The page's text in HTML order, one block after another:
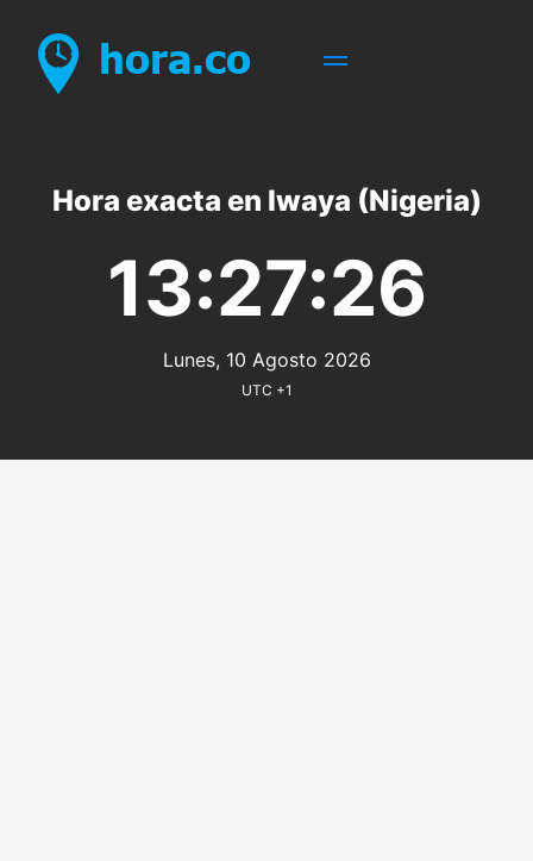
Hora exacta en Iwaya (Nigeria)
13:27:26
Lunes, 10 Agosto 2026
UTC +1